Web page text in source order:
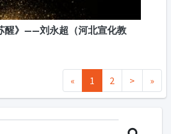
醒》——刘永超（河北宣化教
« 1 2 > »